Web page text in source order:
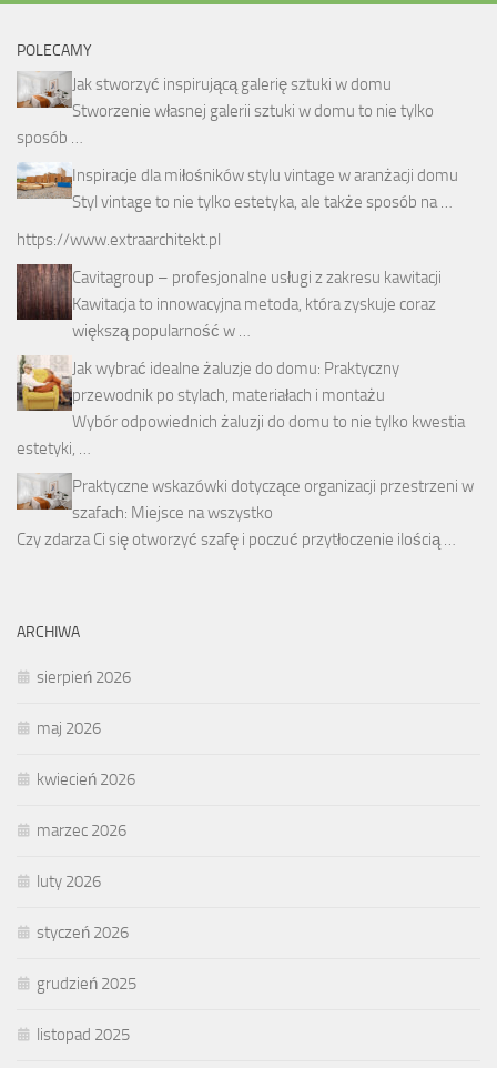
POLECAMY
Jak stworzyć inspirującą galerię sztuki w domu
Stworzenie własnej galerii sztuki w domu to nie tylko
sposób …
Inspiracje dla miłośników stylu vintage w aranżacji domu
Styl vintage to nie tylko estetyka, ale także sposób na …
https://www.extraarchitekt.pl
Cavitagroup – profesjonalne usługi z zakresu kawitacji
Kawitacja to innowacyjna metoda, która zyskuje coraz
większą popularność w …
Jak wybrać idealne żaluzje do domu: Praktyczny
przewodnik po stylach, materiałach i montażu
Wybór odpowiednich żaluzji do domu to nie tylko kwestia
estetyki, …
Praktyczne wskazówki dotyczące organizacji przestrzeni w
szafach: Miejsce na wszystko
Czy zdarza Ci się otworzyć szafę i poczuć przytłoczenie ilością …
ARCHIWA
sierpień 2026
maj 2026
kwiecień 2026
marzec 2026
luty 2026
styczeń 2026
grudzień 2025
listopad 2025